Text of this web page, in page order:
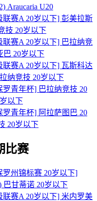
Araucaria U20
联赛A 20岁以下] 彭美拉斯
技 20岁以下
联赛A 20岁以下] 巴拉纳竞
巴 20岁以下
联赛A 20岁以下] 瓦斯科达
纳竞技 20岁以下
罗青年杯] 巴拉纳竞技 20
以下
罗青年杯] 阿拉萨图巴 20
20岁以下
比赛
罗州锦标赛 20岁以下]
巴甘蒂诺 20岁以下
联赛A 20岁以下] 米内罗美